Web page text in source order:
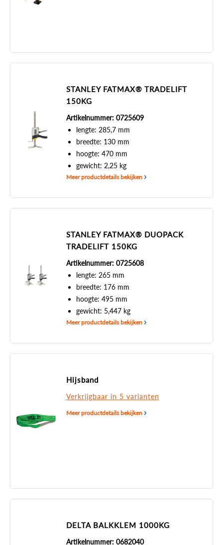
STANLEY FATMAX® TRADELIFT
150KG
Artikelnummer: 0725609
lengte: 285,7 mm
breedte: 130 mm
hoogte: 470 mm
gewicht: 2,25 kg
Meer productdetails bekijken
STANLEY FATMAX® DUOPACK
TRADELIFT 150KG
Artikelnummer: 0725608
lengte: 265 mm
breedte: 176 mm
hoogte: 495 mm
gewicht: 5,447 kg
Meer productdetails bekijken
Hijsband
Verkrijgbaar in 5 varianten
Meer productdetails bekijken
DELTA BALKKLEM 1000KG
Artikelnummer: 0682040